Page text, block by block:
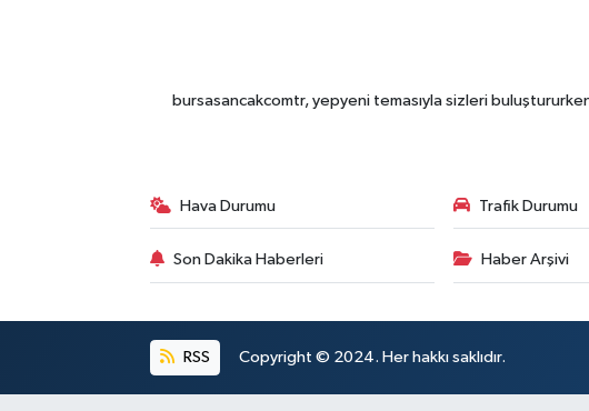
bursasancakcomtr, yepyeni temasıyla sizleri
Hava Durumu Trafik Durumu
Son Dakika Haberleri Haber Arşivi
RSS Copyright © 2024. Her hakkı saklıdır.